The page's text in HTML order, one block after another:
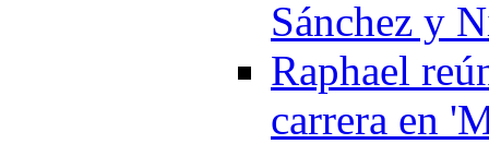
Sánchez y
Raphael
carrera en